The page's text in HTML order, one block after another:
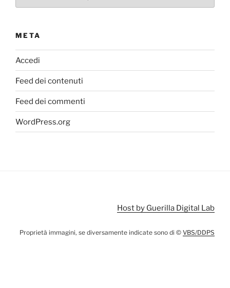
META
Accedi
Feed dei contenuti
Feed dei commenti
WordPress.org
Host by Guerilla Digital Lab
Proprietà immagini, se diversamente indicate sono di © VBS/DDPS